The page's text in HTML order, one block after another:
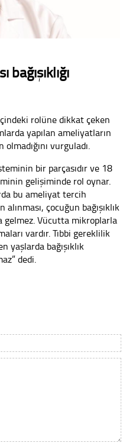
rolüne dikkat çeken
yapılan ameliyatların
vurguladı.
bir parçasıdır ve 18
gelişiminde rol oynar.
bu ameliyat tercih
çocuğun bağışıklık
gelmez. Vücutta mikroplarla
vardır. Tıbbi gereklilik
yaşlarda bağışıklık
dedi.